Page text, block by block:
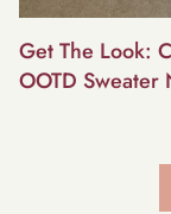
Get The Look:
OOTD Sweater